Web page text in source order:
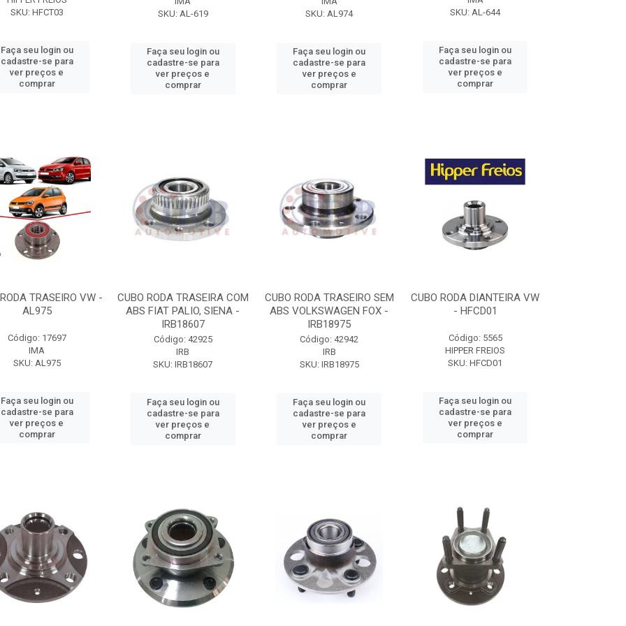
SKU: HFCT03
Faça seu login ou
cadastre-se para
ver preços e
comprar
SKU: AL-619
Faça seu login ou
cadastre-se para
ver preços e
comprar
SKU: AL974
Faça seu login ou
cadastre-se para
ver preços e
comprar
SKU: AL-644
Faça seu login ou
cadastre-se para
ver preços e
comprar
TRASEIRO VW -
AL975
Código: 17697
IMA
SKU: AL975
Faça seu login ou
cadastre-se para
ver preços e
comprar
CUBO RODA TRASEIRA COM
ABS FIAT PALIO, SIENA -
IRB18607
Código: 42925
IRB
SKU: IRB18607
Faça seu login ou
cadastre-se para
ver preços e
comprar
CUBO RODA TRASEIRO SEM
ABS VOLKSWAGEN FOX -
IRB18975
Código: 42942
IRB
SKU: IRB18975
Faça seu login ou
cadastre-se para
ver preços e
comprar
CUBO RODA DIANTEIRA VW
- HFCD01
Código: 5565
HIPPER FREIOS
SKU: HFCD01
Faça seu login ou
cadastre-se para
ver preços e
comprar